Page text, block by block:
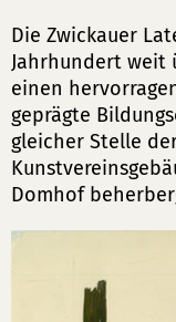
Die Zwickauer
Jahrhundert weit
einen
geprägte
gleicher Stelle
Domhof